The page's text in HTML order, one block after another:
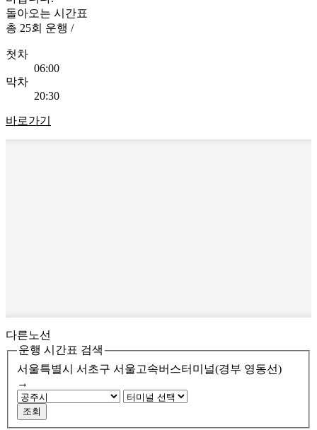
돌아오는 시간표
총 25회 운행 /
첫차
06:00
막차
20:30
바로가기
다른노선
운행 시간표 검색
서울특별시 서초구 서울고속버스터미널(경부 영동선)
→
조회